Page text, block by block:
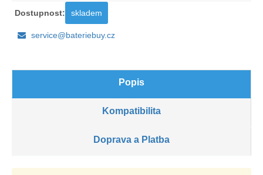
Dostupnost: skladem
service@bateriebuy.cz
Popis
Kompatibilita
Doprava a Platba